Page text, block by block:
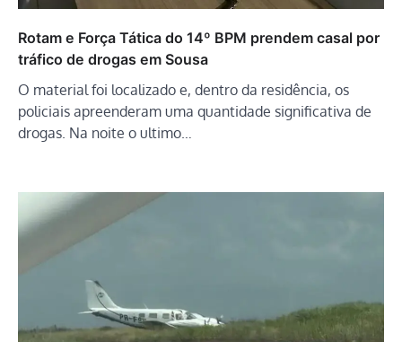
Rotam e Força Tática do 14º BPM prendem casal por
tráfico de drogas em Sousa
O material foi localizado e, dentro da residência, os
policiais apreenderam uma quantidade significativa de
drogas. Na noite o ultimo…